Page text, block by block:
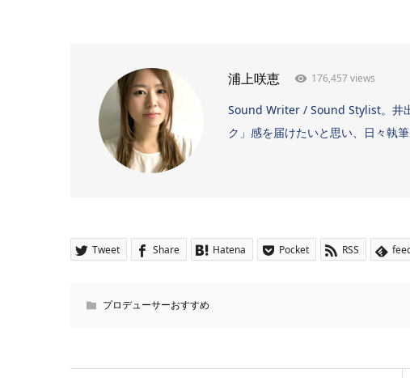
浦上咲恵 176,457 views
Sound Writer / Sound Stylist。井
ク」感を届けたいと思い、日々執
Tweet Share Hatena Pocket RSS
プロデューサーおすすめ